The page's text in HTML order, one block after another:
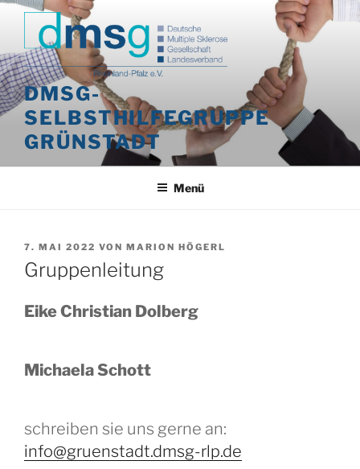
Zum
springen
DMSG-
SELBSTHILFEGRUPPE
GRÜNSTADT
Menü
VERÖFFENTLICHT
AM
7. MAI 2022 VON MARION HÖGERL
Gruppenleitung
Eike Christian Dolberg
Michaela Schott
schreiben sie uns gerne an:
info@gruenstadt.dmsg-rlp.de